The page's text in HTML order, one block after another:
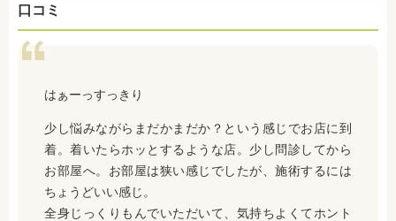
口コミ
はぁーっすっきり
少し悩みながらまだかまだか？という感じでお店に到
着。着いたらホッとするような店。少し問診してから
お部屋へ。 お部屋は狭い感じでしたが、施術するには
ちょうどいい感じ。
全身じっくりもんでいただいて、気持ちよくてホント